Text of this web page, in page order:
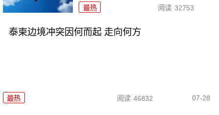
最热 阅读 32753
泰柬边境冲突因何而起 走向何方
最热 阅读 46832 07-28